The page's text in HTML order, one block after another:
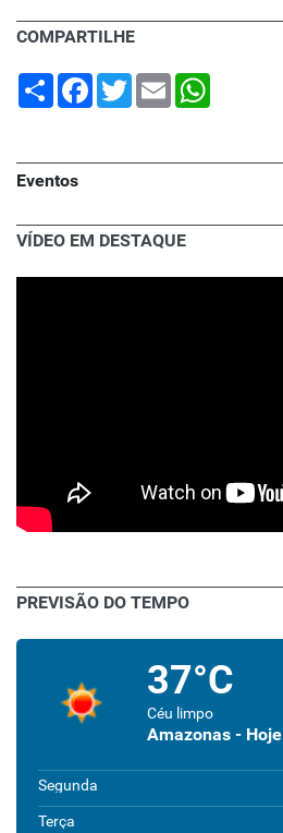
COMPARTILHE
Share Facebook
TwitterEmail
Eventos
VÍDEO EM DESTAQUE
PREVISÃO DO TEMPO
37°C
Céu limpo
Amazonas - Hoje
Segunda
Terça